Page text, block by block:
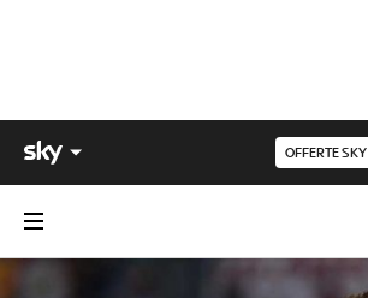
OFFERTE SKY